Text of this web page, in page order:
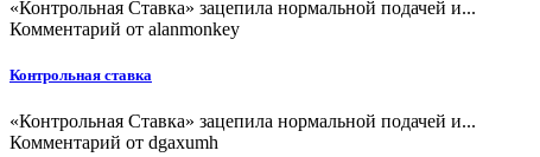
«Контрольная Ставка» зацепила нормальной подачей и...
Комментарий от alanmonkey
Контрольная ставка
«Контрольная Ставка» зацепила нормальной подачей и...
Комментарий от dgaxumh